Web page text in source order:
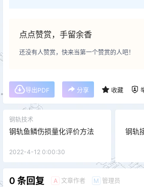
点点赞赏，手留余香
还没有人赞赏，快来当第一个赞赏的人吧！
导出PDF 分享 收藏
钢轨技术
钢轨鱼鳞伤损量化评价方法
2022-4-12 0:00:30
钢轨
0 条回复 A 文章作者 M 管理员